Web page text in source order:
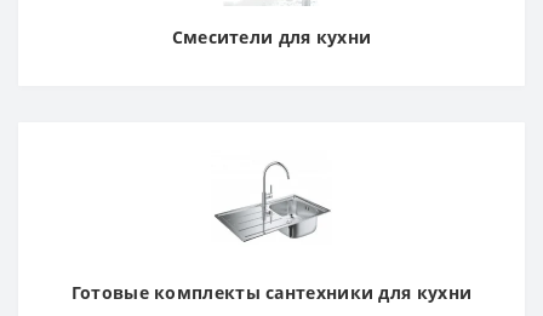
Смесители для кухни
Готовые комплекты сантехники для кухни